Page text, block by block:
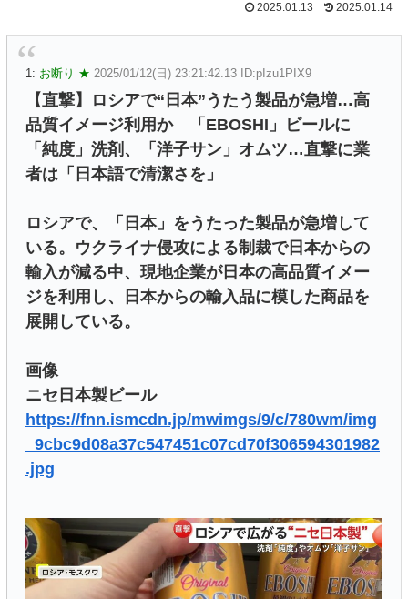
2025.01.13 2025.01.14
1: お断り ★ 2025/01/12(日) 23:21:42.13 ID:pIzu1PIX9
【直撃】ロシアで“日本”うたう製品が急増…高
品質イメージ利用か 「EBOSHI」ビールに
「純度」洗剤、「洋子サン」オムツ…直撃に業
者は「日本語で清潔さを」
ロシアで、「日本」をうたった製品が急増して
いる。ウクライナ侵攻による制裁で日本からの
輸入が減る中、現地企業が日本の高品質イメー
ジを利用し、日本からの輸入品に模した商品を
展開している。
画像
ニセ日本製ビール
https://fnn.ismcdn.jp/mwimgs/9/c/780wm/img
_9cbc9d08a37c547451c07cd70f306594301982
.jpg